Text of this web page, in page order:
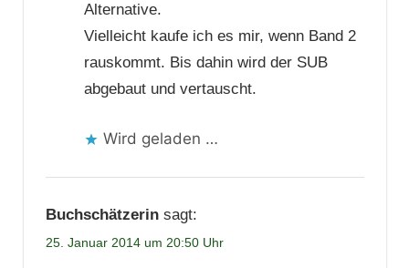
Alternative.
Vielleicht kaufe ich es mir, wenn Band 2
rauskommt. Bis dahin wird der SUB
abgebaut und vertauscht.
Wird geladen …
Buchschätzerin sagt:
25. Januar 2014 um 20:50 Uhr